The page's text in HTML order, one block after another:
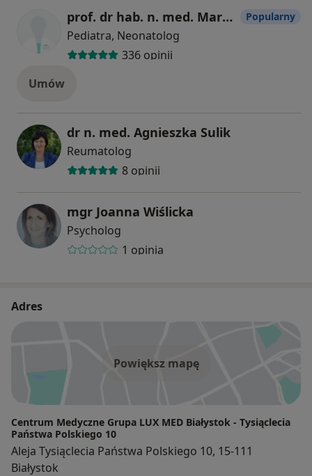
prof. dr hab. n. med. Marek Szczepański
Pediatra, Neonatolog
336 opinii
Popularny
Umów
dr n. med. Agnieszka Sulik
Reumatolog
8 opinii
mgr Joanna Wiślicka
Psycholog
1 opinia
Adres
Powiększ mapę
Centrum Medyczne Grupa LUX MED Białystok - Tysiąclecia
Państwa Polskiego 10
Aleja Tysiąclecia Państwa Polskiego 10, 15-111
Białystok